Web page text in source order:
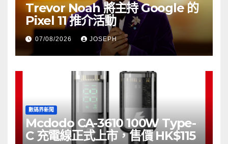
Trevor Noah 將主持 Google 的
Pixel 11 推介活動
07/08/2026 JOSEPH
數碼界新聞
Mcdodo CA-3610 100W Type-
C 充電線正式上市，售價 HK$115